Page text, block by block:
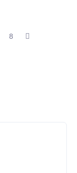
8